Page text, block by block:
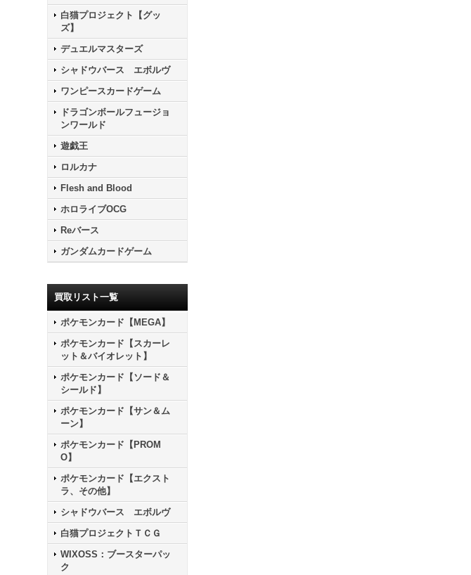
白猫プロジェクト【グッ
ズ】
デュエルマスターズ
シャドウバース エボルヴ
ワンピースカードゲーム
ドラゴンボールフュージョ
ンワールド
遊戯王
ロルカナ
Flesh and Blood
ホロライブOCG
Reバース
ガンダムカードゲーム
買取リスト一覧
ポケモンカード【MEGA】
ポケモンカード【スカーレ
ット＆バイオレット】
ポケモンカード【ソード＆
シールド】
ポケモンカード【サン＆ム
ーン】
ポケモンカード【PROM
O】
ポケモンカード【エクスト
ラ、その他】
シャドウバース エボルヴ
白猫プロジェクトＴＣＧ
WIXOSS：ブースターパッ
ク